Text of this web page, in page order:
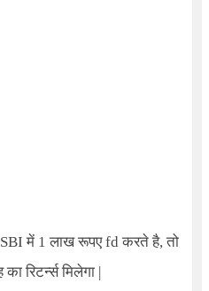
SBIमें 1 लाख रूपएfdकरते है,तो
रिटर्न्स मिलेगा |